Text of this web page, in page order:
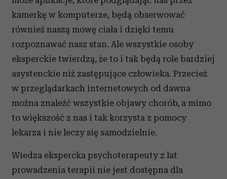
kamerkę w komputerze, będą obserwować
również naszą mowę ciała i dzięki temu
rozpoznawać nasz stan. Ale wszystkie osoby
eksperckie twierdzą, że to i tak będą role bardziej
asystenckie niż zastępujące człowieka. Przecież
w przeglądarkach internetowych od dawna
można znaleźć wszystkie objawy chorób, a mimo
to większość z nas i tak korzysta z pomocy
lekarza i nie leczy się samodzielnie.
Wiedza ekspercka psychoterapeuty z lat
prowadzenia terapii nie jest dostępna dla